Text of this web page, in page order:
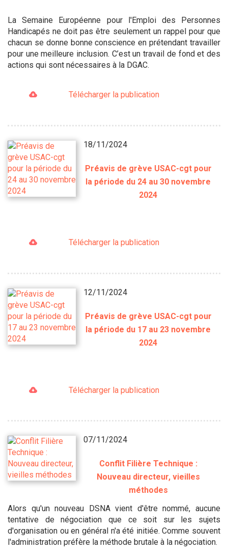
La Semaine Européenne pour l'Emploi des Personnes
Handicapés ne doit pas être seulement un rappel pour que
chacun se donne bonne conscience en prétendant travailler
pour une meilleure inclusion. C’est un travail de fond et des
actions qui sont nécessaires à la DGAC.
Télécharger la publication
18/11/2024
Préavis de grève USAC-cgt pour
la période du 24 au 30 novembre
2024
Télécharger la publication
12/11/2024
Préavis de grève USAC-cgt pour
la période du 17 au 23 novembre
2024
Télécharger la publication
07/11/2024
Conflit Filière Technique :
Nouveau directeur, vieilles
méthodes
Alors qu'un nouveau DSNA vient d'être nommé, aucune
tentative de négociation que ce soit sur les sujets
d'organisation ou en général n'a été initiée. Comme souvent
l'administration préfère la méthode brutale à la négociation.